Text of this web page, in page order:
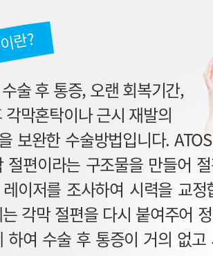
란?
술 후 통증, 오랜 회복기간,
각막혼탁이나 근시 재발의